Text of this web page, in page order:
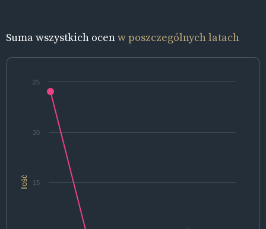
Suma wszystkich ocenw poszczególnych latach
Ilość 15
20
25